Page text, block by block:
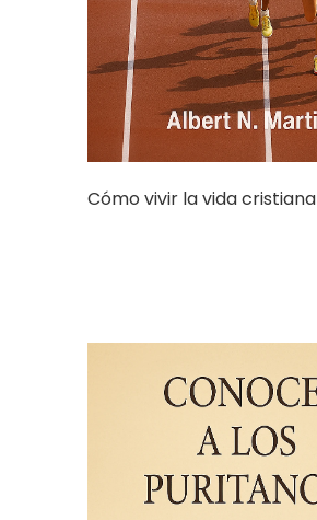
Cómo vivir la vida cristiana